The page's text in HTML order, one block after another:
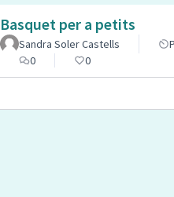
Basquet per a petits
Sandra Soler Castells
0
0